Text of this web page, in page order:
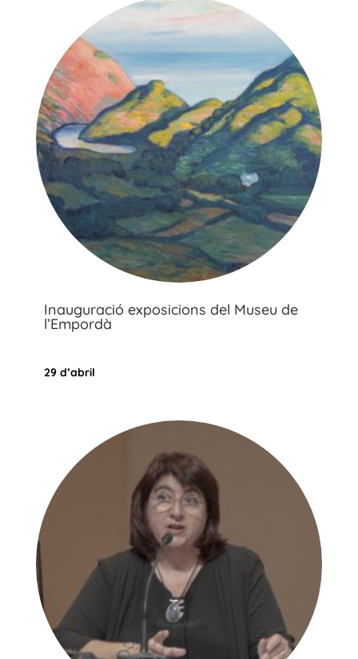
Inauguració exposicions del Museu de
l’Empordà
29 d’abril